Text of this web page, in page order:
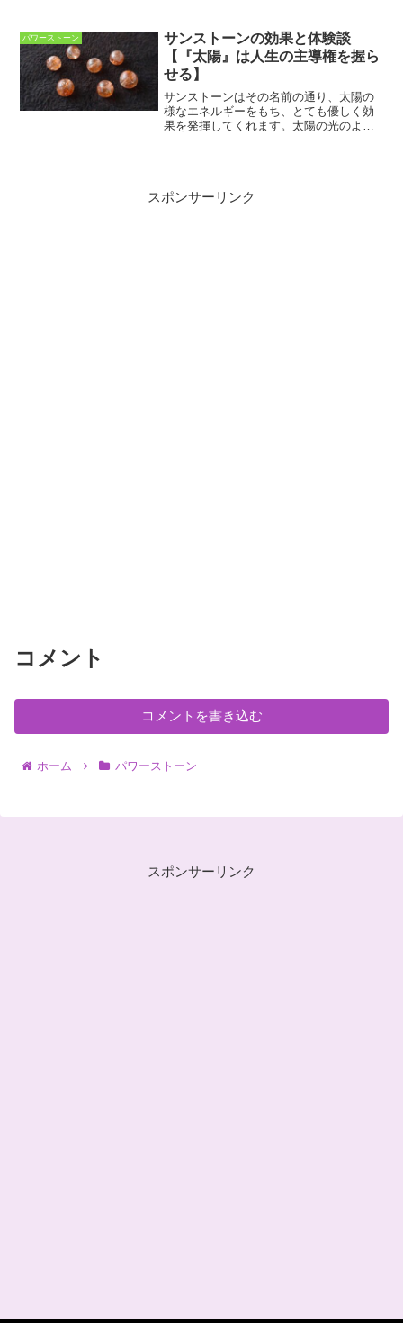
のは「霊性を高める石」として大切にさ
れ、霊的な能力を敏感にし、...
パワーストーン
サンストーンの効果と体験談
【『太陽』は人生の主導権を握ら
せる】
サンストーンはその名前の通り、太陽の
様なエネルギーをもち、とても優しく効
果を発揮してくれます。太陽の光のよう
スポンサーリンク
コメント
コメントを書き込む
ホーム パワーストーン
スポンサーリンク